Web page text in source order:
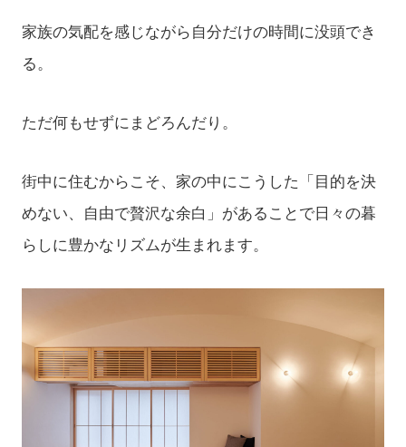
家族の気配を感じながら自分だけの時間に没頭でき
る。
ただ何もせずにまどろんだり。
街中に住むからこそ、家の中にこうした「目的を決
めない、自由で贅沢な余白」があることで日々の暮
らしに豊かなリズムが生まれます。